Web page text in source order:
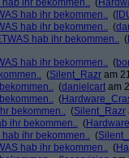
ihr bekommen.. (
hab ihr bekommen.. (
hab ihr bekommen.. (
hab ihr bekommen.. (
hab ihr bekommen.. (
(Silent_Razr am
(danielcart am
(
bekommen.. (Silent_Razr
ihr bekommen.. (
ihr bekommen.. (
hab ihr bekommen.. (